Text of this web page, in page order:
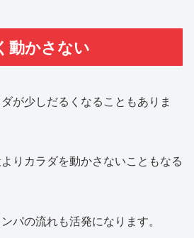
動かさない
が少しだるくなることもありま
りカラダを動かさないこともなる
パの流れも活発になります。